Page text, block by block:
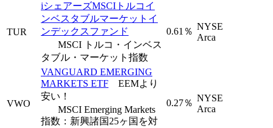
TUR
iシェアーズMSCIトルコイ
ンベスタブルマーケットイ
ンデックスファンド
MSCI トルコ・インベス
タブル・マーケット指数
0.61％ NYSE
Arca
VWO
VANGUARD EMERGING
MARKETS ETF
EEMより
安い！
MSCI Emerging Markets
指数：新興諸国25ヶ国を対
0.27％ NYSE
Arca